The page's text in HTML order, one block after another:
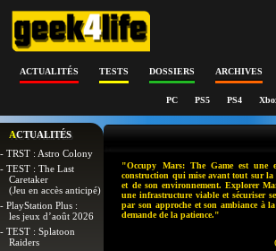
ACTUALITÉS TESTS DOSSIERS ARCHIVES
PC PS5 PS4
ACTUALITÉS
- TRST : Astro Colony
- TEST : The Last
Caretaker
(Jeu en accès anticipé)
- PlayStation Plus :
les jeux d’août 2026
- TEST : Splatoon
Raiders
"Occupy Mars: The Game est une
construction qui mise avant tout sur la
et de son environnement. Explorer
une infrastructure viable et sécuriser
par son approche et son ambiance à
demande de la patience."